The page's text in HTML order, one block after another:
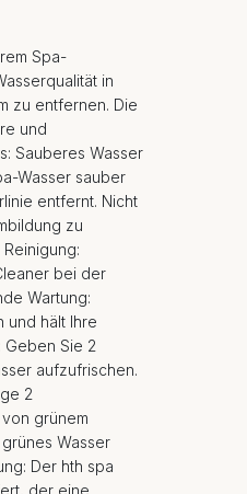
Spa-
in
zu entfernen. Die
und
Sauberes Wasser
Wasser sauber
entfernt. Nicht
zu
bei der
Wartung:
und hält Ihre
Geben Sie 2
aufzufrischen.
2
grünem
Wasser
Der hth spa
der eine